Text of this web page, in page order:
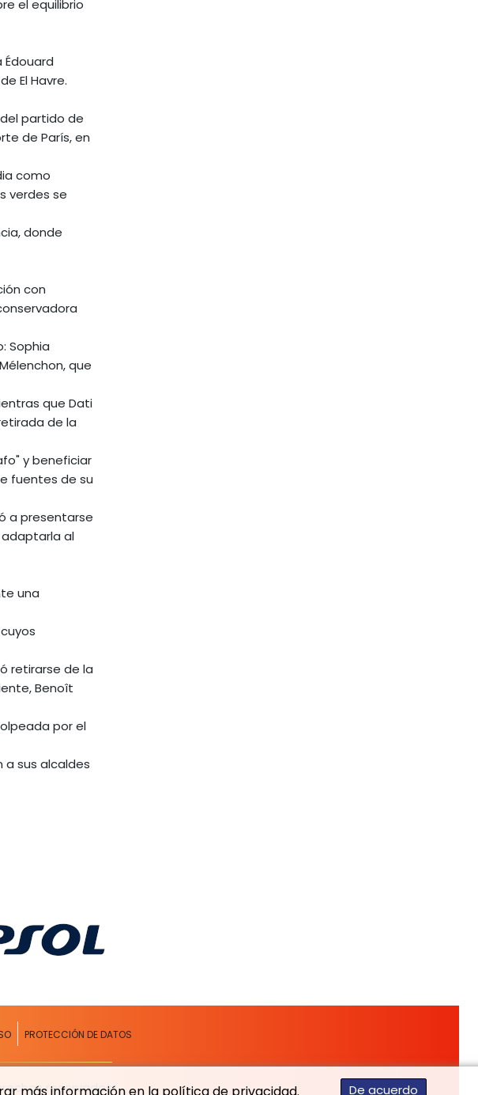
más información en la política de privacidad. De acuerdo
el equilibrio
El Havre.
partido de
de París, en
como
verdes se
donde
con
Sophia
que
que Dati
de la
y beneficiar
fuentes de su
a presentarse
adaptarla al
una
retirarse de la
Benoît
por el
a sus alcaldes
PROTECCIÓN DE DATOS
reservados